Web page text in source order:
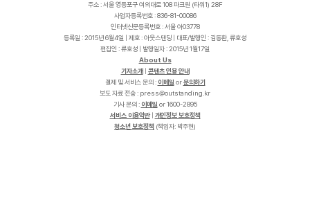
주소 : 서울 영등포구 여의대로 108 파크원 (타워1) 28F
사업자등록번호 : 836-81-00086
인터넷신문등록번호 : 서울 아03778
등록일 : 2015년 6월4일 | 제호 : 아웃스탠딩 | 대표/발행인 : 김동환, 류호성
편집인 : 류호성 | 발행일자 : 2015년 1월17일
About Us
기자소개
콘텐츠 인용 안내
결제 및 서비스 문의 : 이메일 or문의하기
보도 자료 전송 :
r
k
.
g
n
i
d
n
a
t
s
t
u
o
@
s
s
e
r
p
기사 문의 : 이메일 or 1600-2895
서비스 이용약관| 개인정보 보호정책
청소년 보호정책 (책임자: 박주현)